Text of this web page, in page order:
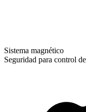
Sistema magnético
Seguridad para control